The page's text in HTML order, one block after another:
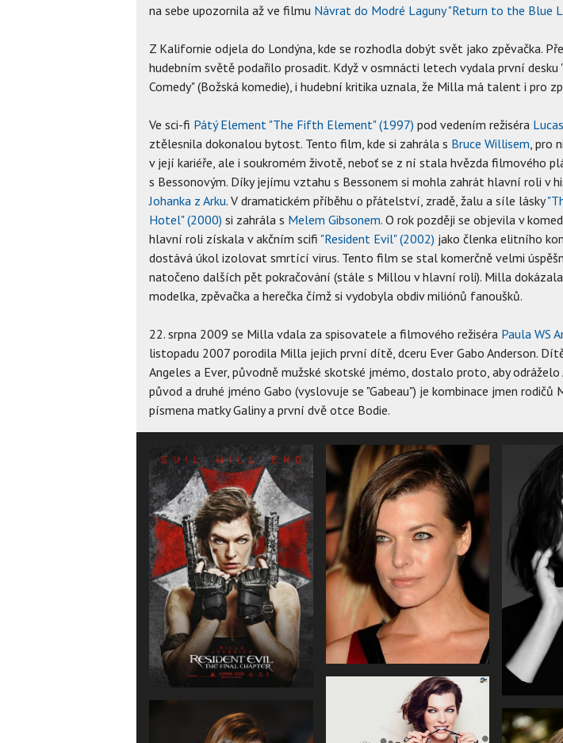
na sebe upozornila až ve filmu Návrat do Modré Laguny "Return to the Blue
Z Kalifornie odjela do Londýna, kde se rozhodla dobýt svět jako zpěvačka.
hudebním světě podařilo prosadit. Když v osmnácti letech vydala první desku
Comedy" (Božská komedie), i hudební kritika uznala, že Milla má talent i pro
Ve sci-fi Pátý Element "The Fifth Element" (1997) pod vedením režiséra
ztělesnila dokonalou bytost. Tento film, kde si zahrála s Bruce Willisem , pro
v její kariéře, ale i soukromém životě, neboť se z ní stala hvězda filmového
s Bessonovým. Díky jejímu vztahu s Bessonem si mohla zahrát hlavní roli v
Johanka z Arku. V dramatickém příběhu o přátelství, zradě, žalu a síle lásky
Hotel" (2000) si zahrála s Melem Gibsonem. O rok později se objevila v
hlavní roli získala v akčním scifi "Resident Evil" (2002) jako členka elitního
dostává úkol izolovat smrtící virus. Tento film se stal komerčně velmi
natočeno dalších pět pokračování (stále s Millou v hlavní roli). Milla
modelka, zpěvačka a herečka čímž si vydobyla obdiv miliónů fanoušků.
22. srpna 2009 se Milla vdala za spisovatele a filmového režiséra Paula WS
listopadu 2007 porodila Milla jejich první dítě, dceru Ever Gabo Anderson.
Angeles a Ever, původně mužské skotské jmémo, dostalo proto, aby odráželo
původ a druhé jméno Gabo (vyslovuje se "Gabeau") je kombinace jmen rodičů
písmena matky Galiny a první dvě otce Bodie.